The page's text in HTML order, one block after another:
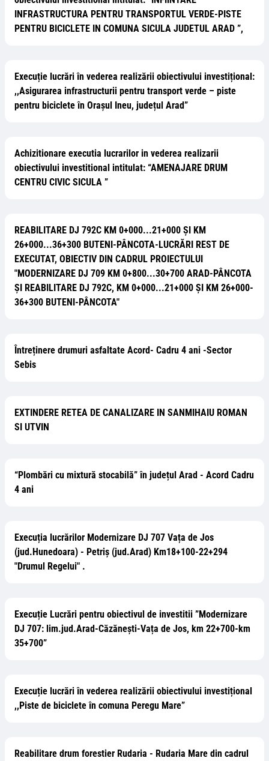
INFRASTRUCTURA PENTRU TRANSPORTUL VERDE-PISTE
PENTRU BICICLETE IN COMUNA SICULA JUDETUL ARAD ”,
Execuție lucrări în vederea realizării obiectivului investițional:
,,Asigurarea infrastructurii pentru transport verde – piste
pentru biciclete în Orașul Ineu, județul Arad”
Achizitionare executia lucrarilor in vederea realizarii
obiectivului investitional intitulat: “AMENAJARE DRUM
CENTRU CIVIC SICULA ”
REABILITARE DJ 792C KM 0+000...21+000 ŞI KM
26+000...36+300 BUTENI-PÂNCOTA-LUCRĂRI REST DE
EXECUTAT, OBIECTIV DIN CADRUL PROIECTULUI
"MODERNIZARE DJ 709 KM 0+800...30+700 ARAD-PÂNCOTA
ŞI REABILITARE DJ 792C, KM 0+000...21+000 ŞI KM 26+000-
36+300 BUTENI-PÂNCOTA"
Întreținere drumuri asfaltate Acord- Cadru 4 ani -Sector
Sebis
EXTINDERE RETEA DE CANALIZARE IN SANMIHAIU ROMAN
SI UTVIN
“Plombări cu mixtură stocabilă” în județul Arad - Acord Cadru
4 ani
Execuția lucrărilor Modernizare DJ 707 Vața de Jos
(jud.Hunedoara) - Petriș (jud.Arad) Km18+100-22+294
"Drumul Regelui" .
Execuție Lucrări pentru obiectivul de investitii ”Modernizare
DJ 707: lim.jud.Arad-Căzănești-Vața de Jos, km 22+700-km
35+700”
Execuție lucrări în vederea realizării obiectivului investițional
,,Piste de biciclete în comuna Peregu Mare”
Reabilitare drum forestier Rudaria - Rudaria Mare din cadrul